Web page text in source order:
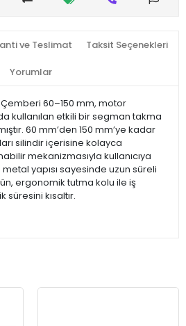
ve Teslimat Taksit Seçenekleri
Yorumlar
Çemberi 60–150 mm, motor
kullanılan etkili bir segman takma
60 mm’den 150 mm’ye kadar
silindir içerisine kolayca
mekanizmasıyla kullanıcıya
yapısı sayesinde uzun süreli
ergonomik tutma kolu ile iş
süresini kısaltır.